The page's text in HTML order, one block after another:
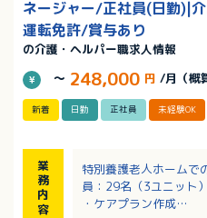
ネージャー/正社員(日勤)|
運転免許/賞与あり
の介護・ヘルパー職求人情報
～ 248,000 円 /月（概
新着 日勤 正社員 未経験OK
業
務
内
容
特別養護老人ホームで
員：29名（3ユニット）
・ケアプラン作成